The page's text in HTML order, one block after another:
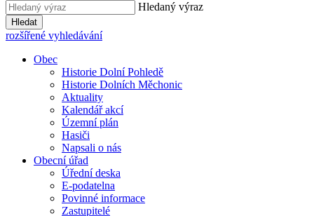
Hledaný výraz
Hledat
rozšířené vyhledávání
Obec
Historie Dolní Pohledě
Historie Dolních Měchonic
Aktuality
Kalendář akcí
Územní plán
Hasiči
Napsali o nás
Obecní úřad
Úřední deska
E-podatelna
Povinné informace
Zastupitelé